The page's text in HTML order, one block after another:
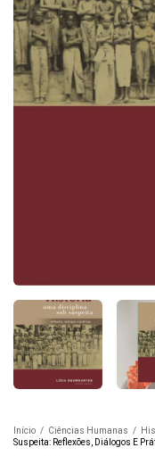
Início / Ciências Humanas /
Suspeita: Reflexões, Diálogos E